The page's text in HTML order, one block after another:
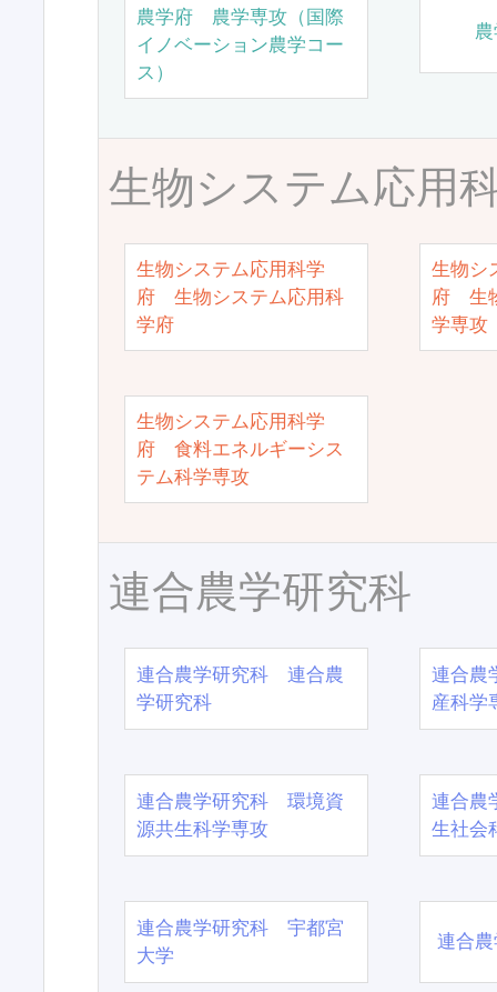
農学府 農学専攻（国際
イノベーション農学コー
ス）
生物システム応用
生物システム応用科学
府 生物システム応用科
学府
生物シ
府 生
学専攻
生物システム応用科学
府 食料エネルギーシス
テム科学専攻
連合農学研究科
連合農学研究科 連合農
学研究科
連合農
産科学
連合農学研究科 環境資
源共生科学専攻
連合農
生社会
連合農学研究科 宇都宮
大学
連合